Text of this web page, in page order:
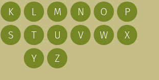
K L M N O
P
S T U V W
X
Y
Z